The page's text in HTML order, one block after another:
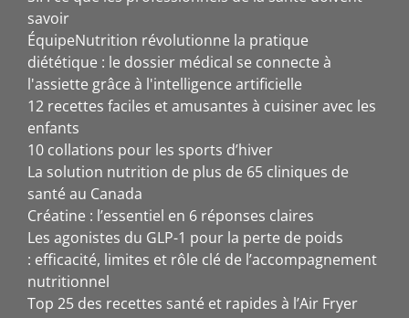
savoir
ÉquipeNutrition révolutionne la pratique
diététique : le dossier médical se connecte à
l'assiette grâce à l'intelligence artificielle
12 recettes faciles et amusantes à cuisiner avec les
enfants
10 collations pour les sports d’hiver
La solution nutrition de plus de 65 cliniques de
santé au Canada
Créatine : l’essentiel en 6 réponses claires
Les agonistes du GLP-1 pour la perte de poids
: efficacité, limites et rôle clé de l’accompagnement
nutritionnel
Top 25 des recettes santé et rapides à l’Air Fryer